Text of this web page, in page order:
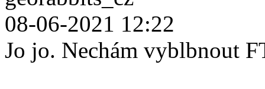
08-06-2021 12:22
Jo jo. Nechám vyblbnout